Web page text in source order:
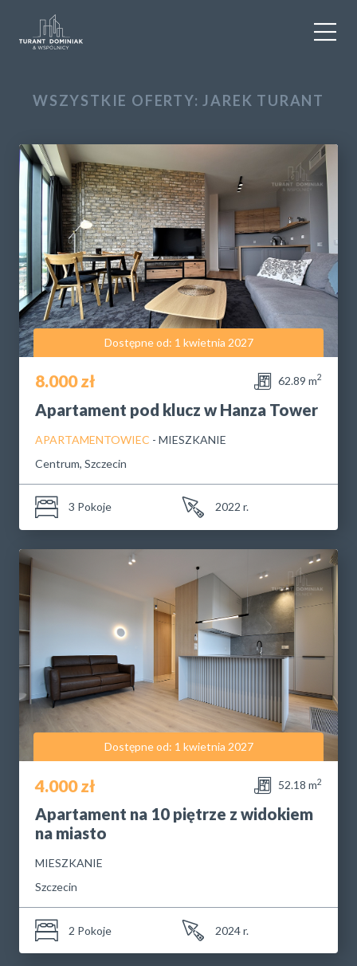
WYNAJEM
OBIEKTY KOMERCYJNE
DLA DEWELOPERÓW
USŁUGI DODATKOWE
O NAS
KONTAKT
POLITYKA PRYWATNOŚCI
WSZYSTKIE OFERTY: JAREK TURANT
Dostępne od: 1 kwietnia 2027
8.000 zł 62.89 m2
Apartament pod klucz w Hanza Tower
APARTAMENTOWIEC - MIESZKANIE
Centrum, Szczecin
3 Pokoje 2022 r.
Dostępne od: 1 kwietnia 2027
4.000 zł 52.18 m2
Apartament na 10 piętrze z widokiem
na miasto
MIESZKANIE
Szczecin
2 Pokoje 2024 r.